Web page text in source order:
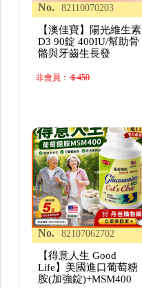
No. 82110070203
【澳佳寶】陽光維生素
D3 90錠 400IU/幫助骨
骼與牙齒生長發
非會員：＄450
No. 82107062702
【得意人生 Good
Life】美國進口葡萄糖
胺(加強錠)+MSM400